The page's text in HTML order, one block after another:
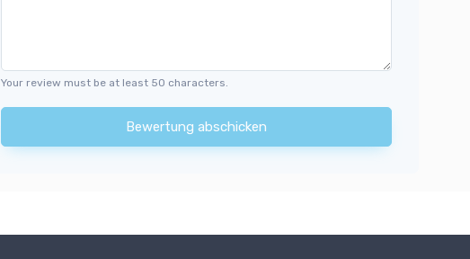
Your review must be at least 50 characters.
Bewertung abschicken